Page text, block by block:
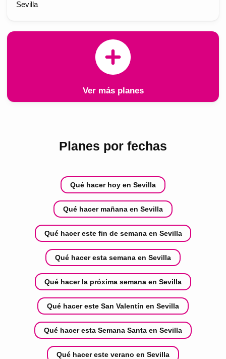
Sevilla
Ver más planes
Planes por fechas
Qué hacer hoy en Sevilla
Qué hacer mañana en Sevilla
Qué hacer este fin de semana en Sevilla
Qué hacer esta semana en Sevilla
Qué hacer la próxima semana en Sevilla
Qué hacer este San Valentín en Sevilla
Qué hacer esta Semana Santa en Sevilla
Qué hacer este verano en Sevilla